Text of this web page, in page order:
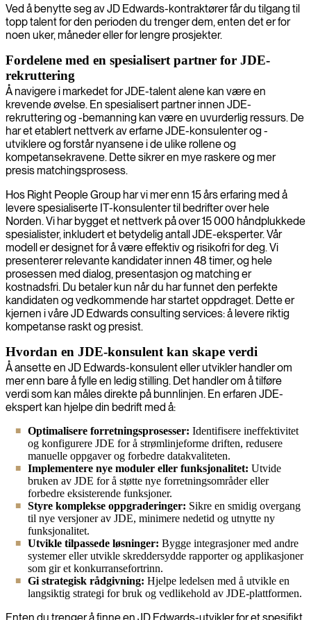
Ved å benytte seg av JD Edwards-kontraktører får du tilgang til
topp talent for den perioden du trenger dem, enten det er for
noen uker, måneder eller for lengre prosjekter.
Fordelene med en spesialisert partner for JDE-
rekruttering
Å navigere i markedet for JDE-talent alene kan være en
krevende øvelse. En spesialisert partner innen JDE-
rekruttering og -bemanning kan være en uvurderlig ressurs. De
har et etablert nettverk av erfarne JDE-konsulenter og -
utviklere og forstår nyansene i de ulike rollene og
kompetansekravene. Dette sikrer en mye raskere og mer
presis matchingsprosess.
Hos Right People Group har vi mer enn 15 års erfaring med å
levere spesialiserte IT-konsulenter til bedrifter over hele
Norden. Vi har bygget et nettverk på over 15 000 håndplukkede
spesialister, inkludert et betydelig antall JDE-eksperter. Vår
modell er designet for å være effektiv og risikofri for deg. Vi
presenterer relevante kandidater innen 48 timer, og hele
prosessen med dialog, presentasjon og matching er
kostnadsfri. Du betaler kun når du har funnet den perfekte
kandidaten og vedkommende har startet oppdraget. Dette er
kjernen i våre JD Edwards consulting services: å levere riktig
kompetanse raskt og presist.
Hvordan en JDE-konsulent kan skape verdi
Å ansette en JD Edwards-konsulent eller utvikler handler om
mer enn bare å fylle en ledig stilling. Det handler om å tilføre
verdi som kan måles direkte på bunnlinjen. En erfaren JDE-
ekspert kan hjelpe din bedrift med å:
Optimalisere forretningsprosesser: Identifisere ineffektivitet
og konfigurere JDE for å strømlinjeforme driften, redusere
manuelle oppgaver og forbedre datakvaliteten.
Implementere nye moduler eller funksjonalitet: Utvide
bruken av JDE for å støtte nye forretningsområder eller
forbedre eksisterende funksjoner.
Styre komplekse oppgraderinger: Sikre en smidig overgang
til nye versjoner av JDE, minimere nedetid og utnytte ny
funksjonalitet.
Utvikle tilpassede løsninger: Bygge integrasjoner med andre
systemer eller utvikle skreddersydde rapporter og applikasjoner
som gir et konkurransefortrinn.
Gi strategisk rådgivning: Hjelpe ledelsen med å utvikle en
langsiktig strategi for bruk og vedlikehold av JDE-plattformen.
Enten du trenger å finne en JD Edwards-utvikler for et spesifikt